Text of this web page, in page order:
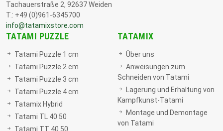
Tachauerstraße 2, 92637 Weiden
T.: +49 (0)961-6345700
info@tatamixstore.com
TATAMI PUZZLE
Tatami Puzzle 1 cm
Tatami Puzzle 2 cm
Tatami Puzzle 3 cm
Tatami Puzzle 4 cm
Tatamix Hybrid
Tatami TL 40 50
Tatami TT 40 50
TATAMIX
Über uns
Anweisungen zum
Schneiden von Tatami
Lagerung und Erhaltung von
Kampfkunst-Tatami
Montage und Demontage
von Tatami